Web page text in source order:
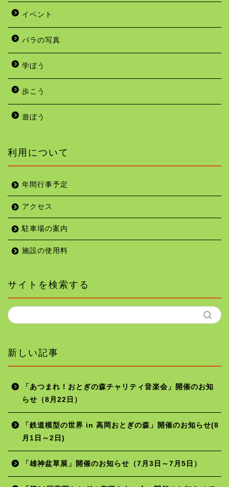
イベント
バラの写真
学ぼう
歩こう
遊ぼう
利用について
年間行事予定
アクセス
駐車場の案内
施設の使用料
サイトを検索する
新しい記事
「あつまれ！おとぎの森チャリティ音楽会」開催のお知
らせ（8月22日）
「鉄道模型の世界 in 高岡おとぎの森」開催のお知らせ(8
月1日～2日)
「雄神盆草展」開催のお知らせ（7月3日～7月5日）
ホーム
年間行事予定
施設の使用料